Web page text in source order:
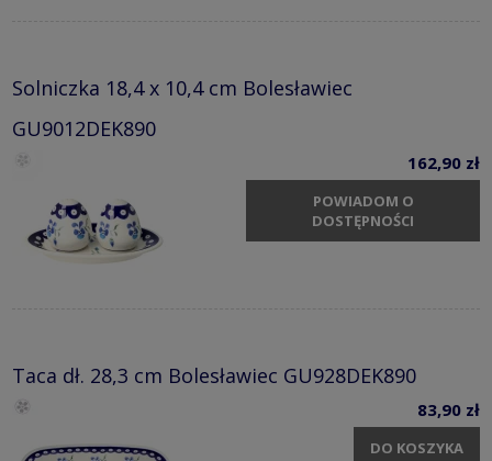
Solniczka 18,4 x 10,4 cm Bolesławiec
GU9012DEK890
162,90 zł
POWIADOM O
DOSTĘPNOŚCI
Taca dł. 28,3 cm Bolesławiec GU928DEK890
83,90 zł
DO KOSZYKA